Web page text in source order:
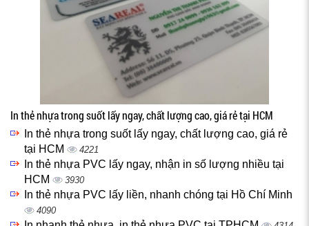
In thẻ nhựa trong suốt lấy ngay, chất lượng cao, giá rẻ tại HCM
In thẻ nhựa trong suốt lấy ngay, chất lượng cao, giá rẻ
tại HCM
4221
In thẻ nhựa PVC lấy ngay, nhận in số lượng nhiều tại
HCM
3930
In thẻ nhựa PVC lấy liền, nhanh chóng tại Hồ Chí Minh
4090